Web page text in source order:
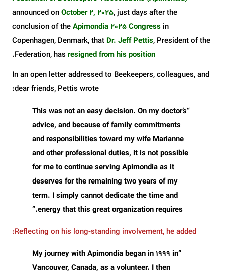
announced onOctober 2, 2025, just days after the
conclusion of theApimondia 2025 Congress in
Copenhagen, Denmark, that Dr. Jeff Pettis, President of the
Federation, has resigned from his position
.
In an open letter addressed to Beekeepers, colleagues, and
dear friends, Pettis wrote:
“This was not an easy decision. On my doctor’s
advice, and because of family commitments
and responsibilities toward my wife Marianne
and other professional duties, it is not possible
for me to continue serving Apimondia as it
deserves for the remaining two years of my
term. I simply cannot dedicate the time and
energy that this great organization requires.”
Reflecting on his long-standing involvement, he added:
“My journey with Apimondia began in 1999 in
Vancouver, Canada, as a volunteer. I then